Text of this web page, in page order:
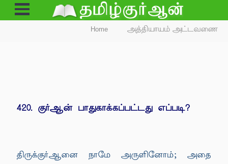
Open
Menu
Home அத்தியாயம் அட்டவணை
420. குர்ஆன் பாதுகாக்கப்பட்டது எப்படி?
திருக்குர்ஆனை நாமே அருளினோம்; அதை